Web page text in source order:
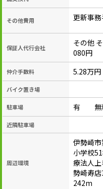
その他費用 更新事
保証人代行会社
その他
080円
仲介手数料 5.28万円
バイク置き場
駐車場 有 無
近隣駐車場
周辺環境
伊勢崎
小学校
療法人
勢崎寿
242m